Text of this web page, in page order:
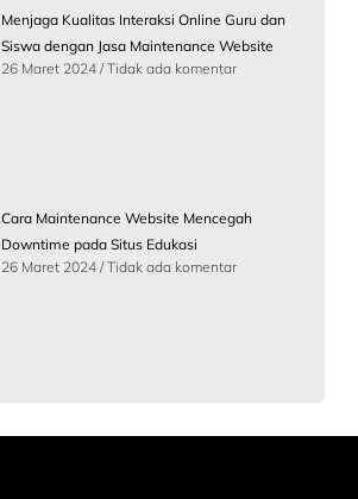
Menjaga Kualitas Interaksi Online Guru dan
Siswa dengan Jasa Maintenance Website
26 Maret 2024 Tidak ada komentar
Cara Maintenance Website Mencegah
Downtime pada Situs Edukasi
26 Maret 2024 Tidak ada komentar